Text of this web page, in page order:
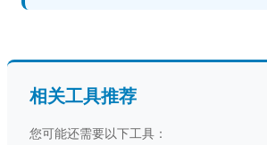
相关工具推荐
您可能还需要以下工具：